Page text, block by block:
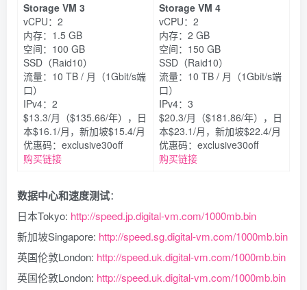
Storage VM 3
vCPU：2
内存：1.5 GB
空间：100 GB
SSD（Raid10）
流量：10 TB / 月（1Gbit/s端
口）
IPv4：2
$13.3/月（$135.66/年），日
本$16.1/月，新加坡$15.4/月
优惠码：exclusive30off
购买链接
Storage VM 4
vCPU：2
内存：2 GB
空间：150 GB
SSD（Raid10）
流量：10 TB / 月（1Gbit/s端
口）
IPv4：3
$20.3/月（$181.86/年），日
本$23.1/月，新加坡$22.4/月
优惠码：exclusive30off
购买链接
数据中心和速度测试：
日本Tokyo: http://speed.jp.digital-vm.com/1000mb.bin
新加坡Singapore: http://speed.sg.digital-vm.com/1000mb.bin
英国伦敦London: http://speed.uk.digital-vm.com/1000mb.bin
英国伦敦London: http://speed.uk.digital-vm.com/1000mb.bin